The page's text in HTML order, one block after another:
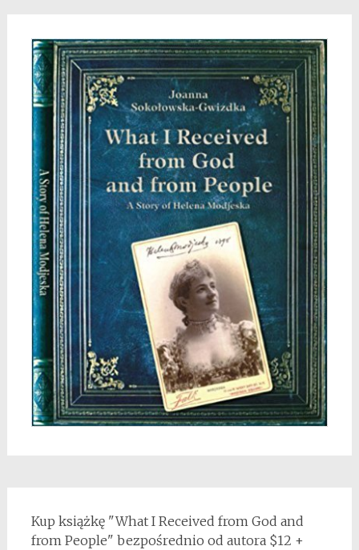
Kup książkę "What I Received from God and
from People" bezpośrednio od autora $12 +